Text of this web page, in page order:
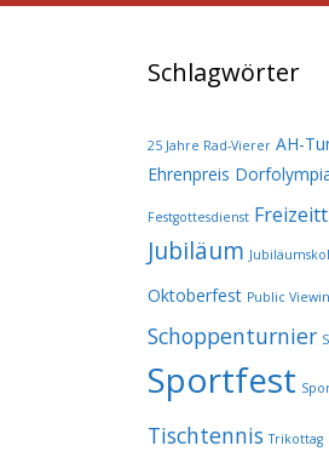
Schlagwörter
25 Jahre Rad-Vierer AH-
Ehrenpreis
Festgottesdienst
Jubiläum
Oktoberfest Public
Schoppenturnier
Sportfest
Tischtennis Trikottag